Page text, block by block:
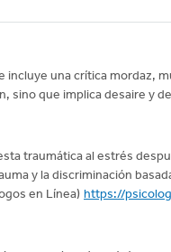
una crítica mordaz,
sino que implica desaire y
traumática al estrés
y la discriminación
en Línea) https://